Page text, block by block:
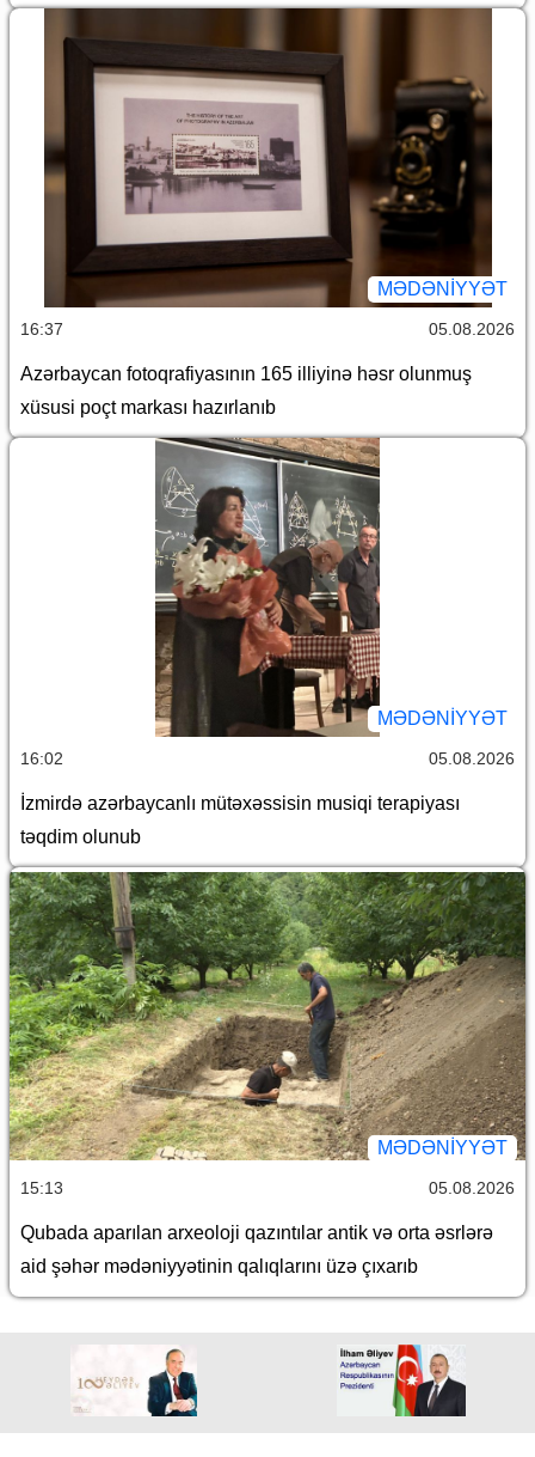
MƏDƏNIYYƏT
16:37 05.08.2026
Azərbaycan fotoqrafiyasının 165 illiyinə həsr olunmuş
xüsusi poçt markası hazırlanıb
MƏDƏNIYYƏT
16:02 05.08.2026
İzmirdə azərbaycanlı mütəxəssisin musiqi terapiyası
təqdim olunub
MƏDƏNIYYƏT
15:13 05.08.2026
Qubada aparılan arxeoloji qazıntılar antik və orta əsrlərə
aid şəhər mədəniyyətinin qalıqlarını üzə çıxarıb